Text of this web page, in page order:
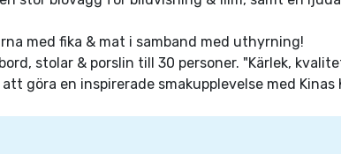
med fika & mat i samband med uthyrning!
stolar & porslin till 30 personer. "Kärlek,
att göra en inspirerade smakupplevelse med Kinas